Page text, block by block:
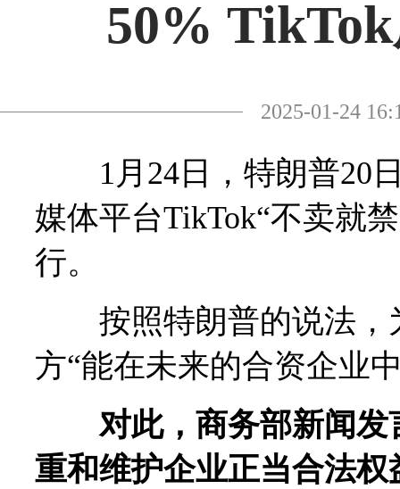
50%
2025-01-24
1月24日，特朗普20日
媒体平台TikTok“不卖就
行。
按照特朗普的说法，
方“能在未来的合资企业
对此，商务部新闻
重和维护企业正当合法